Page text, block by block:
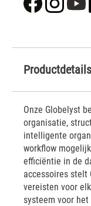
Productdetails
Onze Globelyst
organisatie,
intelligente
workflow
efficiëntie in de
accessoires stelt
vereisten voor
systeem voor